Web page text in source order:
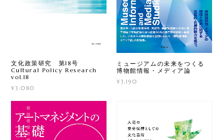
文化政策研究 第18号
Cultural Policy Research
vol.18
¥3,080
ミュージアムの未来をつくる
博物館情報・メディア論
¥3,190